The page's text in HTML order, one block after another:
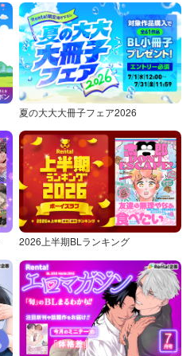
夏の大大大冊子フェア2026
2026上半期BLランキング